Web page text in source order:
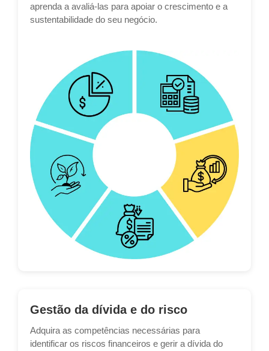
aprenda a avaliá-las para apoiar o crescimento e a
sustentabilidade do seu negócio.
Gestão da dívida e do risco
Adquira as competências necessárias para
identificar os riscos financeiros e gerir a dívida do